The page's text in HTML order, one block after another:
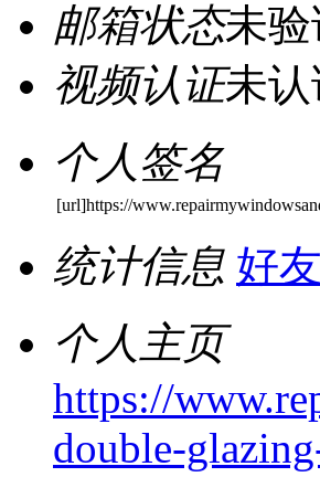
邮箱状态未验
视频认证未认
个人签名
[url]https://
统计信息 好
个人主页
https://
double-